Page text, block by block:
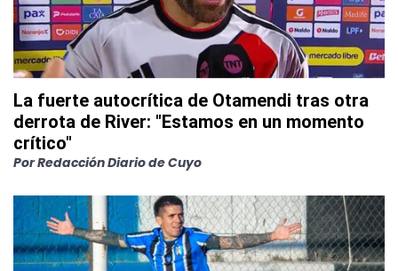
La fuerte autocrítica de Otamendi tras otra
derrota de River: "Estamos en un momento
crítico"
PorRedacción Diario de Cuyo